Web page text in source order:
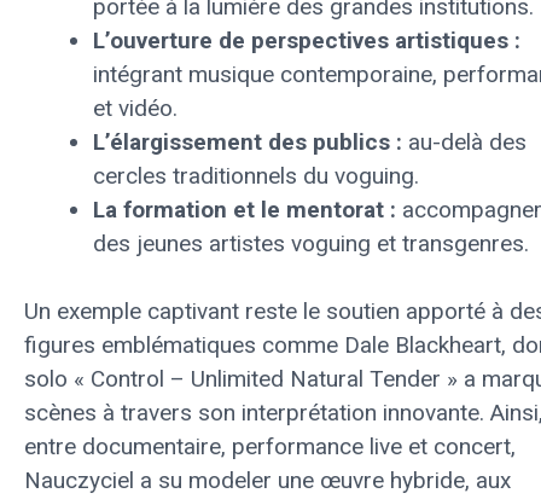
portée à la lumière des grandes institutions.
L’ouverture de perspectives artistiques :
intégrant musique contemporaine,
et vidéo.
L’élargissement des publics : au-delà des
cercles traditionnels du voguing.
La formation et le mentorat :
des jeunes artistes voguing et transgenres.
Un exemple captivant reste le soutien apporté à
figures emblématiques comme Dale Blackheart,
solo « Control – Unlimited Natural Tender » a
scènes à travers son interprétation innovante.
entre documentaire, performance live et concert,
Nauczyciel a su modeler une œuvre hybride, aux